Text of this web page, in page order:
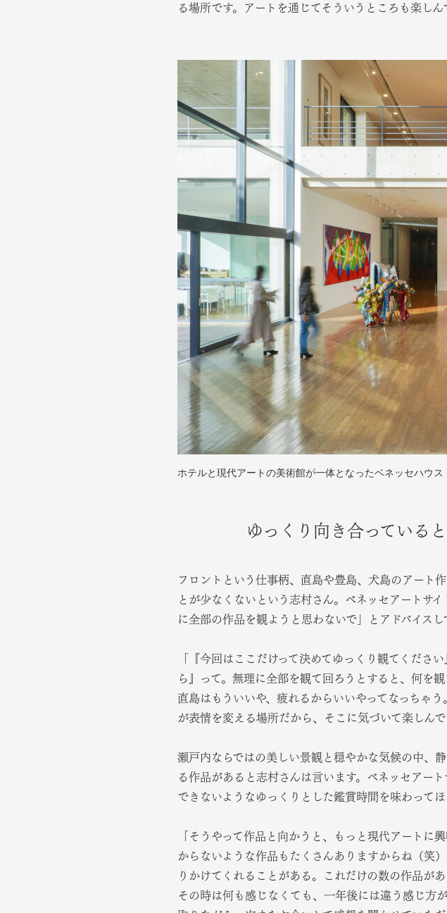
る場所です。アートを通じてそういうところも楽しん
ホテルと現代アートの美術館が一体となったベネッセハウス
ゆっくり向き合っている
フロントという仕事柄、直島や豊島、犬島のアート
とが少なくないという志村さん。ベネッセアートサ
に全部の作品を観ようと思わないで」とアドバイスし
「『今回はここだけって決めてゆっくり観てくださ
ら』って。無理に全部を観て回ろうとすると、何を
直島はもういいや、疲れるからいいやってなっちゃ
が表情を変える場所だから、そこに気づいて楽しんで
瀬戸内ならではの美しい景観と穏やかな気候の中、
る作品があると志村さんは言います。ベネッセアー
できないようなゆっくりとした鑑賞時間を味わって
「そうやって作品と向かうと、もっと現代アートに
からないような作品もたくさんありますからね（笑
りかけてくれることがある。これだけの数の作品が
その時は何も感じなくても、一年後には違う感じ方